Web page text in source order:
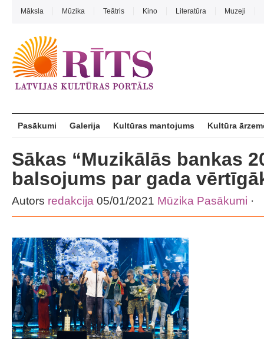
Māksla Mūzika Teātris Kino Literatūra Muzeji
Pasākumi Galerija Kultūras mantojums Kultūra
Sākas “Muzikālās bankas
balsojums par gada
Autors redakcija 05/01/2021 Mūzika Pasākumi ·